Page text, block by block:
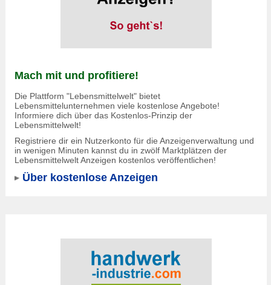
Mach mit und profitiere!
Die Plattform "Lebensmittelwelt" bietet
Lebensmittelunternehmen viele kostenlose Angebote!
Informiere dich über das Kostenlos-Prinzip der
Lebensmittelwelt!
Registriere dir ein Nutzerkonto für die Anzeigenverwaltung und
in wenigen Minuten kannst du in zwölf Marktplätzen der
Lebensmittelwelt Anzeigen kostenlos veröffentlichen!
Über kostenlose Anzeigen